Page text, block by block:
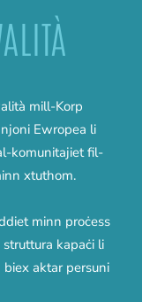
mill-Korp
Ewropea li
komunitajiet fil-
xtuthom.
minn proċess
kapaċi li
aktar persuni